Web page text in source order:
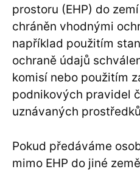
prostoru (EHP) do
chráněn vhodnými
například použitím
ochraně údajů
komisí nebo použitím
podnikových pravidel
uznávaných
Pokud předáváme
mimo EHP do jiné